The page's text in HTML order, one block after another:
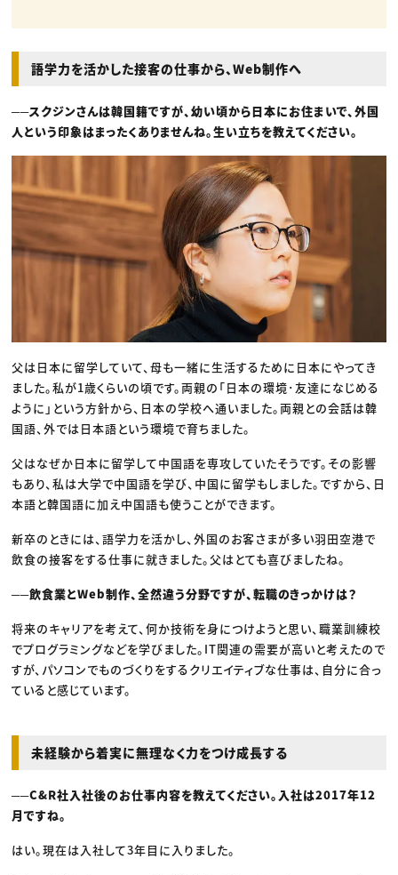
語学力を活かした接客の仕事から、Web制作へ
──スクジンさんは韓国籍ですが、幼い頃から日本にお住まいで、外国
人という印象はまったくありませんね。生い立ちを教えてください。
父は日本に留学していて、母も一緒に生活するために日本にやってき
ました。私が1歳くらいの頃です。両親の「日本の環境･友達になじめる
ように」という方針から、日本の学校へ通いました。両親との会話は韓
国語、外では日本語という環境で育ちました。
父はなぜか日本に留学して中国語を専攻していたそうです。その影響
もあり、私は大学で中国語を学び、中国に留学もしました。ですから、日
本語と韓国語に加え中国語も使うことができます。
新卒のときには、語学力を活かし、外国のお客さまが多い羽田空港で
飲食の接客をする仕事に就きました。父はとても喜びましたね。
──飲食業とWeb制作、全然違う分野ですが、転職のきっかけは？
将来のキャリアを考えて、何か技術を身につけようと思い、職業訓練校
でプログラミングなどを学びました。IT関連の需要が高いと考えたので
すが、パソコンでものづくりをするクリエイティブな仕事は、自分に合っ
ていると感じています。
未経験から着実に無理なく力をつけ成長する
──C&R社入社後のお仕事内容を教えてください。入社は2017年12
月ですね。
はい。現在は入社して3年目に入りました。